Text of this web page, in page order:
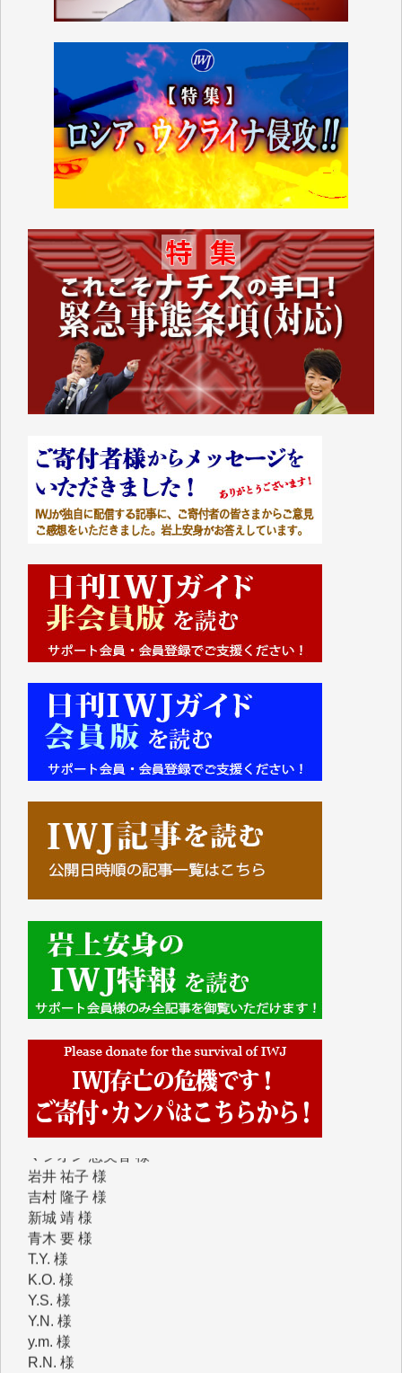
■■■■■■
IWJには、ご寄付・カンパをいただいた方々より、た
くさんの応援のメッセージが届いています。感謝を込
めて、その一部をここにご紹介いたします。
■2026年7月、ご寄付いただいた皆さま、心より感謝
を申し上げます。
Y.H. 様
Y.Y. 様
T.M. 様
マツモト ヤスアキ 様
マシオン 恵美香 様
岩井 祐子 様
吉村 隆子 様
新城 靖 様
青木 要 様
T.Y. 様
K.O. 様
Y.S. 様
Y.N. 様
y.m. 様
R.N. 様
J.M. 様
T.N. 様
Y.T. 様